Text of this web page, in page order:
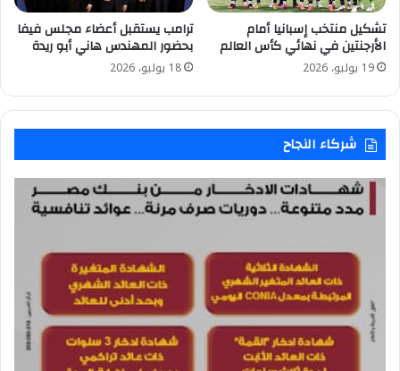
تشكيل منتخب إسبانيا أمام
الأرجنتين في نهائي كأس العالم
19 يوليو، 2026
ترامب يستقبل أعضاء مجلس فيفا
بحضور المهندس هاني أبو ريدة
18 يوليو، 2026
شركاء النجاح